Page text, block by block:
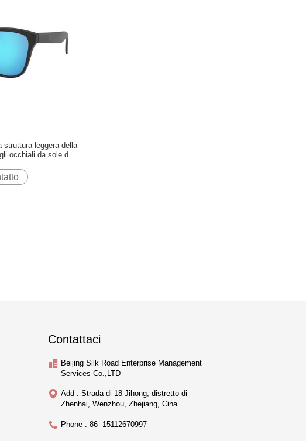
struttura leggera della
occhiali da sole della
Contattaci
Beijing Silk Road Enterprise Management
Services Co.,LTD
Add : Strada di 18 Jihong, distretto di
Zhenhai, Wenzhou, Zhejiang, Cina
Phone : 86--15112670997